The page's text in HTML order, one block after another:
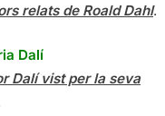
relats de Roald Dahl.
Dalí
Dalí vist per la seva